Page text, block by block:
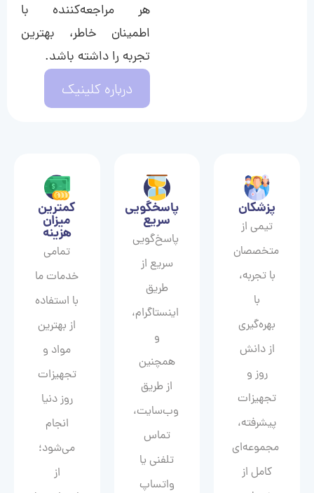
هر مراجعه‌کننده با
اطمینان خاطر، بهترین
تجربه را داشته باشد.
درباره کلینیک
پزشکان
تیمی از
متخصصان
با تجربه،
با
بهره‌گیری
از دانش
روز و
تجهیزات
پیشرفته،
مجموعه‌ای
کامل از
پاسخگویی
سریع
پاسخ‌گویی
سریع از
طریق
اینستاگرام،
و
همچنین
از طریق
وب‌سایت،
تماس
تلفنی یا
واتساپ
کمترین
میزان
هزینه
تمامی
خدمات ما
با استفاده
از بهترین
مواد و
تجهیزات
روز دنیا
انجام
می‌شود؛
از